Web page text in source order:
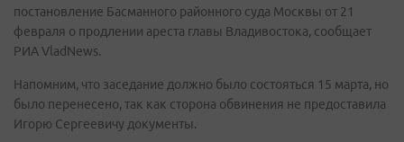
постановление Басманного районного суда Москвы от 21
февраля о продлении ареста главы Владивостока, сообщает
РИА VladNews.
Напомним, что заседание должно было состояться 15 марта, но
было перенесено, так как сторона обвинения не предоставила
Игорю Сергеевичу документы.